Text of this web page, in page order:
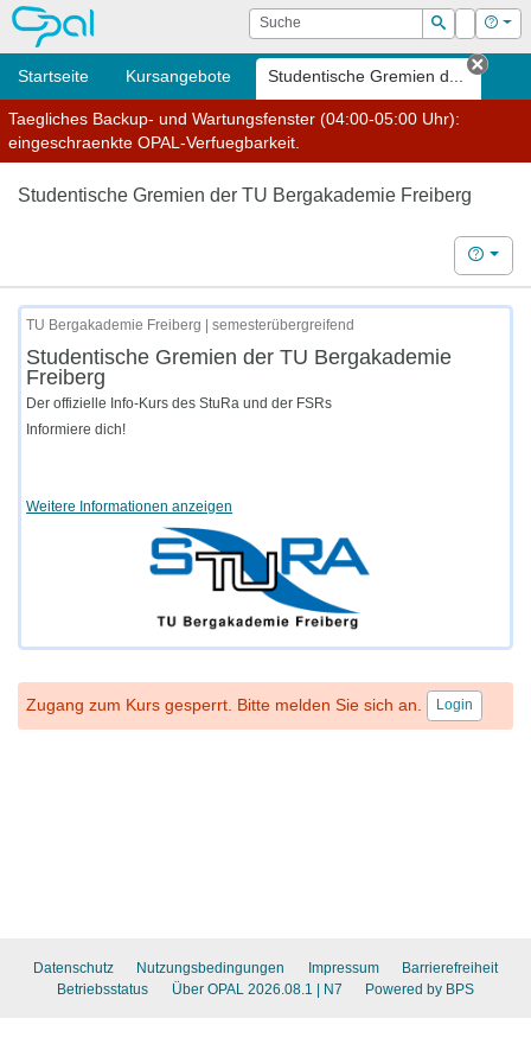
OPAL Suche
Suchen
Login Hilfe
Startseite Kursangebote Studentische Gremien d...
Tab
Taegliches Backup- und Wartungsfenster (04:00-05:00 Uhr):
eingeschraenkte OPAL-Verfuegbarkeit.
Studentische Gremien der TU Bergakademie Freiberg
Hilfe
TU Bergakademie Freiberg | semesterübergreifend
Studentische Gremien der TU Bergakademie
Freiberg
Der offizielle Info-Kurs des StuRa und der FSRs
Informiere dich!
Weitere Informationen anzeigen
Zugang zum Kurs gesperrt. Bitte melden Sie sich an. Login
Datenschutz Nutzungsbedingungen Impressum
Barrierefreiheit
Betriebsstatus
Über OPAL 2026.08.1 | N7 Powered by BPS